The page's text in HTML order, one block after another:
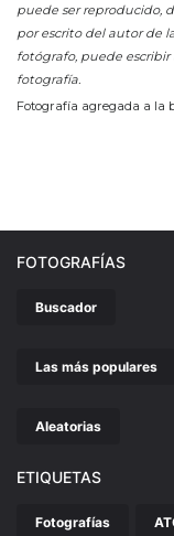
puede ser reproducido,
por escrito del autor de
fotógrafo, puede escribir
fotografía.
Fotografía agregada a la
FOTOGRAFÍAS
Buscador
Las más populares
Aleatorias
ETIQUETAS
Fotografías